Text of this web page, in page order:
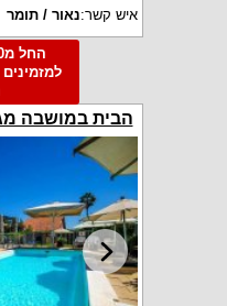
איש קשר:נאור / תומר
הבית במושבה